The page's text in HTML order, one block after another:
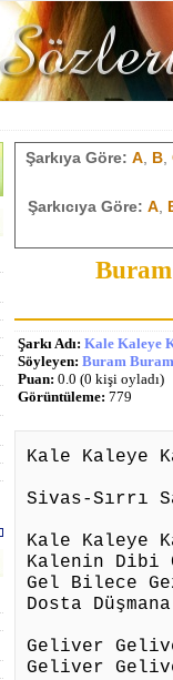
Şarkıya Göre: A, B,
Şarkıcıya Göre: A,
Şarkı Adı: Kale Kaleye
Söyleyen: Buram
Puan: 0.0 (0 kişi oyladı)
Görüntüleme: 779
Kale Kaleye
Sivas-Sırrı
Kale Kaleye
Kalenin Dibi
Gel Bilece
Dosta
Geliver
Geliver